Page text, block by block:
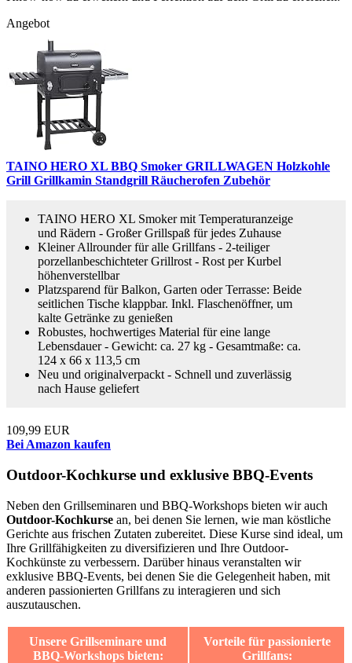
Angebot
TAINO HERO XL BBQ Smoker GRILLWAGEN Holzkohle
Grill Grillkamin Standgrill Räucherofen Zubehör
TAINO HERO XL Smoker mit Temperaturanzeige
und Rädern - Großer Grillspaß für jedes Zuhause
Kleiner Allrounder für alle Grillfans - 2-teiliger
porzellanbeschichteter Grillrost - Rost per Kurbel
höhenverstellbar
Platzsparend für Balkon, Garten oder Terrasse: Beide
seitlichen Tische klappbar. Inkl. Flaschenöffner, um
kalte Getränke zu genießen
Robustes, hochwertiges Material für eine lange
Lebensdauer - Gewicht: ca. 27 kg - Gesamtmaße: ca.
124 x 66 x 113,5 cm
Neu und originalverpackt - Schnell und zuverlässig
nach Hause geliefert
109,99 EUR
Bei Amazon kaufen
Outdoor-Kochkurse und exklusive BBQ-Events
Neben den Grillseminaren und BBQ-Workshops bieten wir auch
Outdoor-Kochkurse an, bei denen Sie lernen, wie man köstliche
Gerichte aus frischen Zutaten zubereitet. Diese Kurse sind ideal, um
Ihre Grillfähigkeiten zu diversifizieren und Ihre Outdoor-
Kochkünste zu verbessern. Darüber hinaus veranstalten wir
exklusive BBQ-Events, bei denen Sie die Gelegenheit haben, mit
anderen passionierten Grillfans zu interagieren und sich
auszutauschen.
Unsere Grillseminare und
BBQ-Workshops bieten:
Vorteile für passionierte
Grillfans: